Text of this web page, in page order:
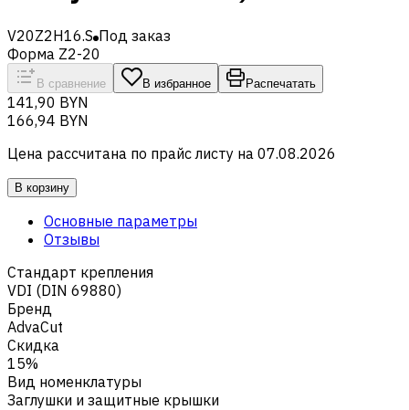
V20Z2H16.S Под заказ
Форма Z2-20
В сравнение В избранное Распечатать
141,90 BYN
166,94 BYN
Цена рассчитана по прайс листу на 07.08.2026
В корзину
Основные параметры
Отзывы
Стандарт крепления
VDI (DIN 69880)
Бренд
AdvaCut
Скидка
15%
Вид номенклатуры
Заглушки и защитные крышки